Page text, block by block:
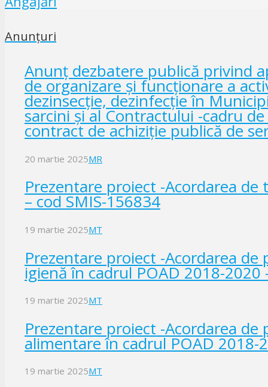
Anunțuri
Anunț dezbatere publică privind
de organizare și funcționare a
dezinsecție, dezinfecție în
sarcini și al Contractului -cadru
contract de achiziție publică de
20 martie 2025MR
Prezentare proiect -Acordarea
– cod SMIS-156834
19 martie 2025MT
Prezentare proiect -Acordarea de
igienă în cadrul POAD 2018-2020
19 martie 2025MT
Prezentare proiect -Acordarea
alimentare în cadrul POAD 2018-
19 martie 2025MT